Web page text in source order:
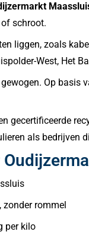
schroot.
liggen, zoals
West, Het
Op
gecertificeerde
als bedrijven
rommel
per kilo